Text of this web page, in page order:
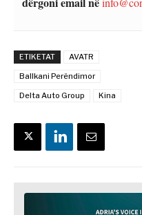
ETIKETAT
AVATR
Ballkani Perëndimor
Delta Auto Group
Kina